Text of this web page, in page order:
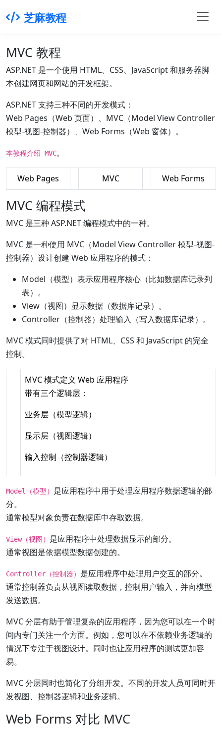
芝麻教程
MVC 教程
ASP.NET 是一个使用 HTML、CSS、JavaScript 和服务器脚
本创建网页和网站的开发框架。
ASP.NET 支持三种不同的开发模式：
Web Pages（Web 页面）、MVC（Model View Controller
模型-视图-控制器）、Web Forms（Web 窗体）。
本教程介绍 MVC。
Web Pages MVC Web Forms
MVC 编程模式
MVC 是三种 ASP.NET 编程模式中的一种。
MVC 是一种使用 MVC（Model View Controller 模型-视图-
控制器）设计创建 Web 应用程序的模式：
Model（模型）表示应用程序核心（比如数据库记录列
表）。
View（视图）显示数据（数据库记录）。
Controller（控制器）处理输入（写入数据库记录）。
MVC 模式同时提供了对 HTML、CSS 和 JavaScript 的完全
控制。
MVC 模式定义 Web 应用程序
带有三个逻辑层：
业务层（模型逻辑）
显示层（视图逻辑）
输入控制（控制器逻辑）
Model（模型） 是应用程序中用于处理应用程序数据逻辑的部
分。
通常模型对象负责在数据库中存取数据。
View（视图） 是应用程序中处理数据显示的部分。
通常视图是依据模型数据创建的。
Controller（控制器） 是应用程序中处理用户交互的部分。
通常控制器负责从视图读取数据，控制用户输入，并向模型
发送数据。
MVC 分层有助于管理复杂的应用程序，因为您可以在一个时
间内专门关注一个方面。例如，您可以在不依赖业务逻辑的
情况下专注于视图设计。同时也让应用程序的测试更加容
易。
MVC 分层同时也简化了分组开发。不同的开发人员可同时开
发视图、控制器逻辑和业务逻辑。
Web Forms 对比 MVC